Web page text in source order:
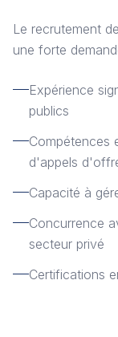
Le recrutement
une forte
Expérience
publics
Compétences
d'appels
Capacité à
Concurrence
secteur privé
Certifications